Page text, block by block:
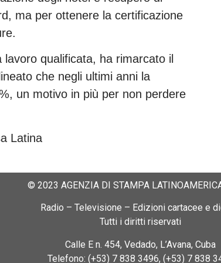
ma per ottenere la certificazione
qualificata, ha rimarcato il
che negli ultimi anni la
un motivo in più per non perdere
Latina
© 2023 AGENZIA DI STAMPA
Radio – Televisione – Edizioni cartacee e
Tutti i diritti riservati
Calle E n. 454, Vedado, L’Avana, Cuba
Telefono: (+53) 7 838 3496, (+53) 7 838